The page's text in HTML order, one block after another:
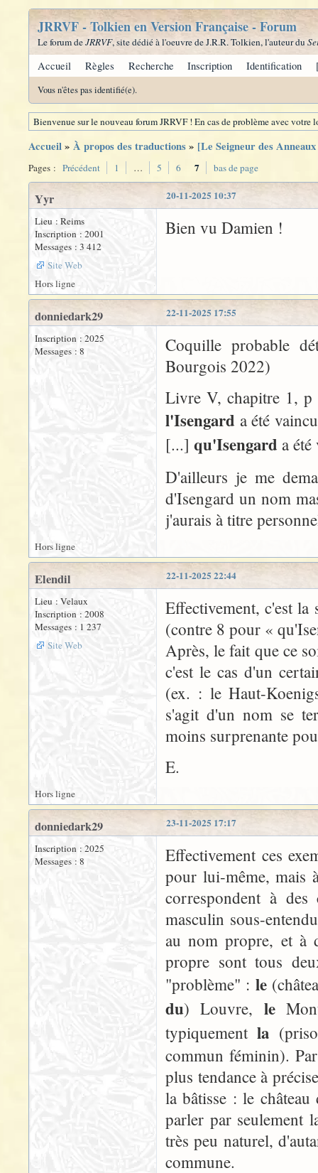
JRRVF - Tolkien en Version Française - Forum
Le forum deJRRVF, site dédié à l'oeuvre de J.R.R. Tolkien, l'auteur du
Accueil Règles Recherche Inscription Identification
Vous n'êtes pas identifié(e).
Bienvenue sur le nouveau forum JRRVF ! En cas de problème avec
Accueil» À propos des traductions» [Le Seigneur des
Pages : Précédent 1 … 5 6 7 bas de page
20-11-2025 10:37
Yyr
Lieu : Reims
Inscription : 2001
Messages : 3 412
Site Web
Bien vu Damien !
Hors ligne
22-11-2025 17:55
donniedark29
Inscription : 2025
Messages : 8
Coquille probable
Bourgois 2022)
Livre V, chapitre 1,
l'Isengard a été
[...] qu'Isengard a
D'ailleurs je me
d'Isengard un nom
j'aurais à titre
Hors ligne
22-11-2025 22:44
Elendil
Lieu : Velaux
Inscription : 2008
Messages : 1 237
Site Web
Effectivement, c'est la
(contre 8 pour «
Après, le fait que ce
c'est le cas d'un
(ex. : le Haut-
s'agit d'un nom se
moins surprenante
E.
Hors ligne
23-11-2025 17:17
donniedark29
Inscription : 2025
Messages : 8
Effectivement ces
pour lui-même, mais
correspondent à
masculin sous-
au nom propre, et à
propre sont tous
"problème" : le
du) Louvre, le
typiquementla
commun féminin).
plus tendance à
la bâtisse : le
parler par seulement
très peu naturel,
commune.